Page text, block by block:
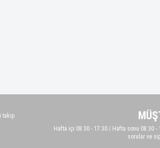
takip
Hafta içi 08:30 - 17:30 / Hafta sonu 08:30 -
sorular ve